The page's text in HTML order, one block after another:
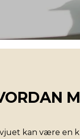
kan være en